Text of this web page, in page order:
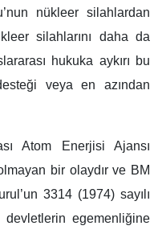
nükleer silahlardan
silahlarını daha da
hukuka aykırı bu
veya en azından
Atom Enerjisi Ajansı
bir olaydır ve BM
3314 (1974) sayılı
devletlerin egemenliğine